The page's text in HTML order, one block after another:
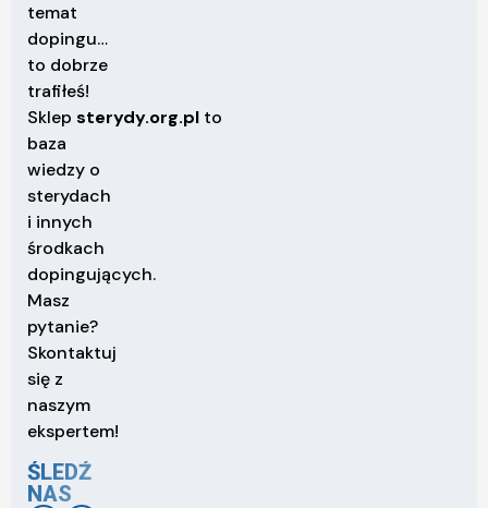
temat
dopingu…
to dobrze
trafiłeś!
Sklep sterydy.org.pl to
baza
wiedzy o
sterydach
i innych
środkach
dopingujących.
Masz
pytanie?
Skontaktuj
się z
naszym
ekspertem!
ŚLEDŹ
NAS